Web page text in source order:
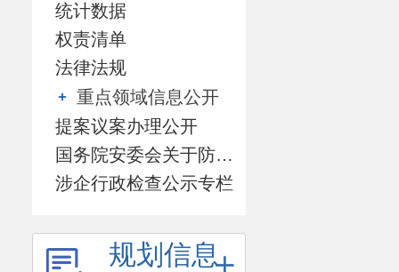
统计数据
权责清单
法律法规
重点领域信息公开
提案议案办理公开
国务院安委会关于防范遏制矿山领域重特大生产安全事故的硬措施专栏
涉企行政检查公示专栏
规划信息